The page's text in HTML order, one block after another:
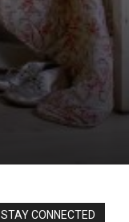
STAY CONNECTED